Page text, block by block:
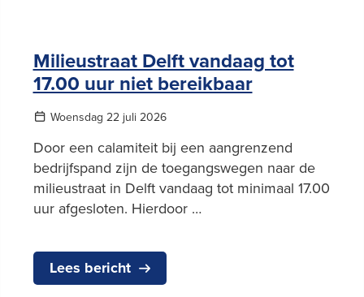
Milieustraat Delft vandaag tot
17.00 uur niet bereikbaar
Woensdag 22 juli 2026
Door een calamiteit bij een aangrenzend
bedrijfspand zijn de toegangswegen naar de
milieustraat in Delft vandaag tot minimaal 17.00
uur afgesloten. Hierdoor …
Lees bericht